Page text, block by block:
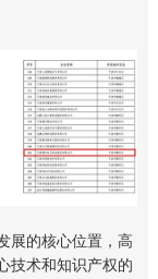
展的核心位置，高
技术和知识产权的